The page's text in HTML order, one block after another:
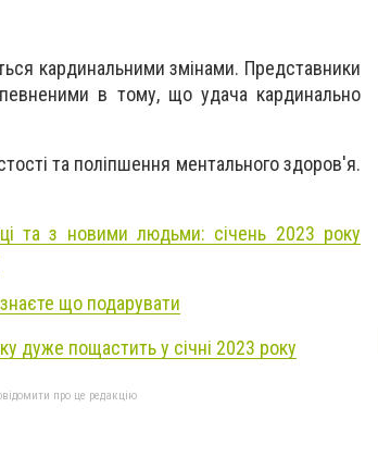
кардинальними змінами. Представники
в тому, що удача кардинально
та поліпшення ментального здоров'я.
та з новими людьми: січень 2023 року
що подарувати
дуже пощастить у січні 2023 року
про це редакцію